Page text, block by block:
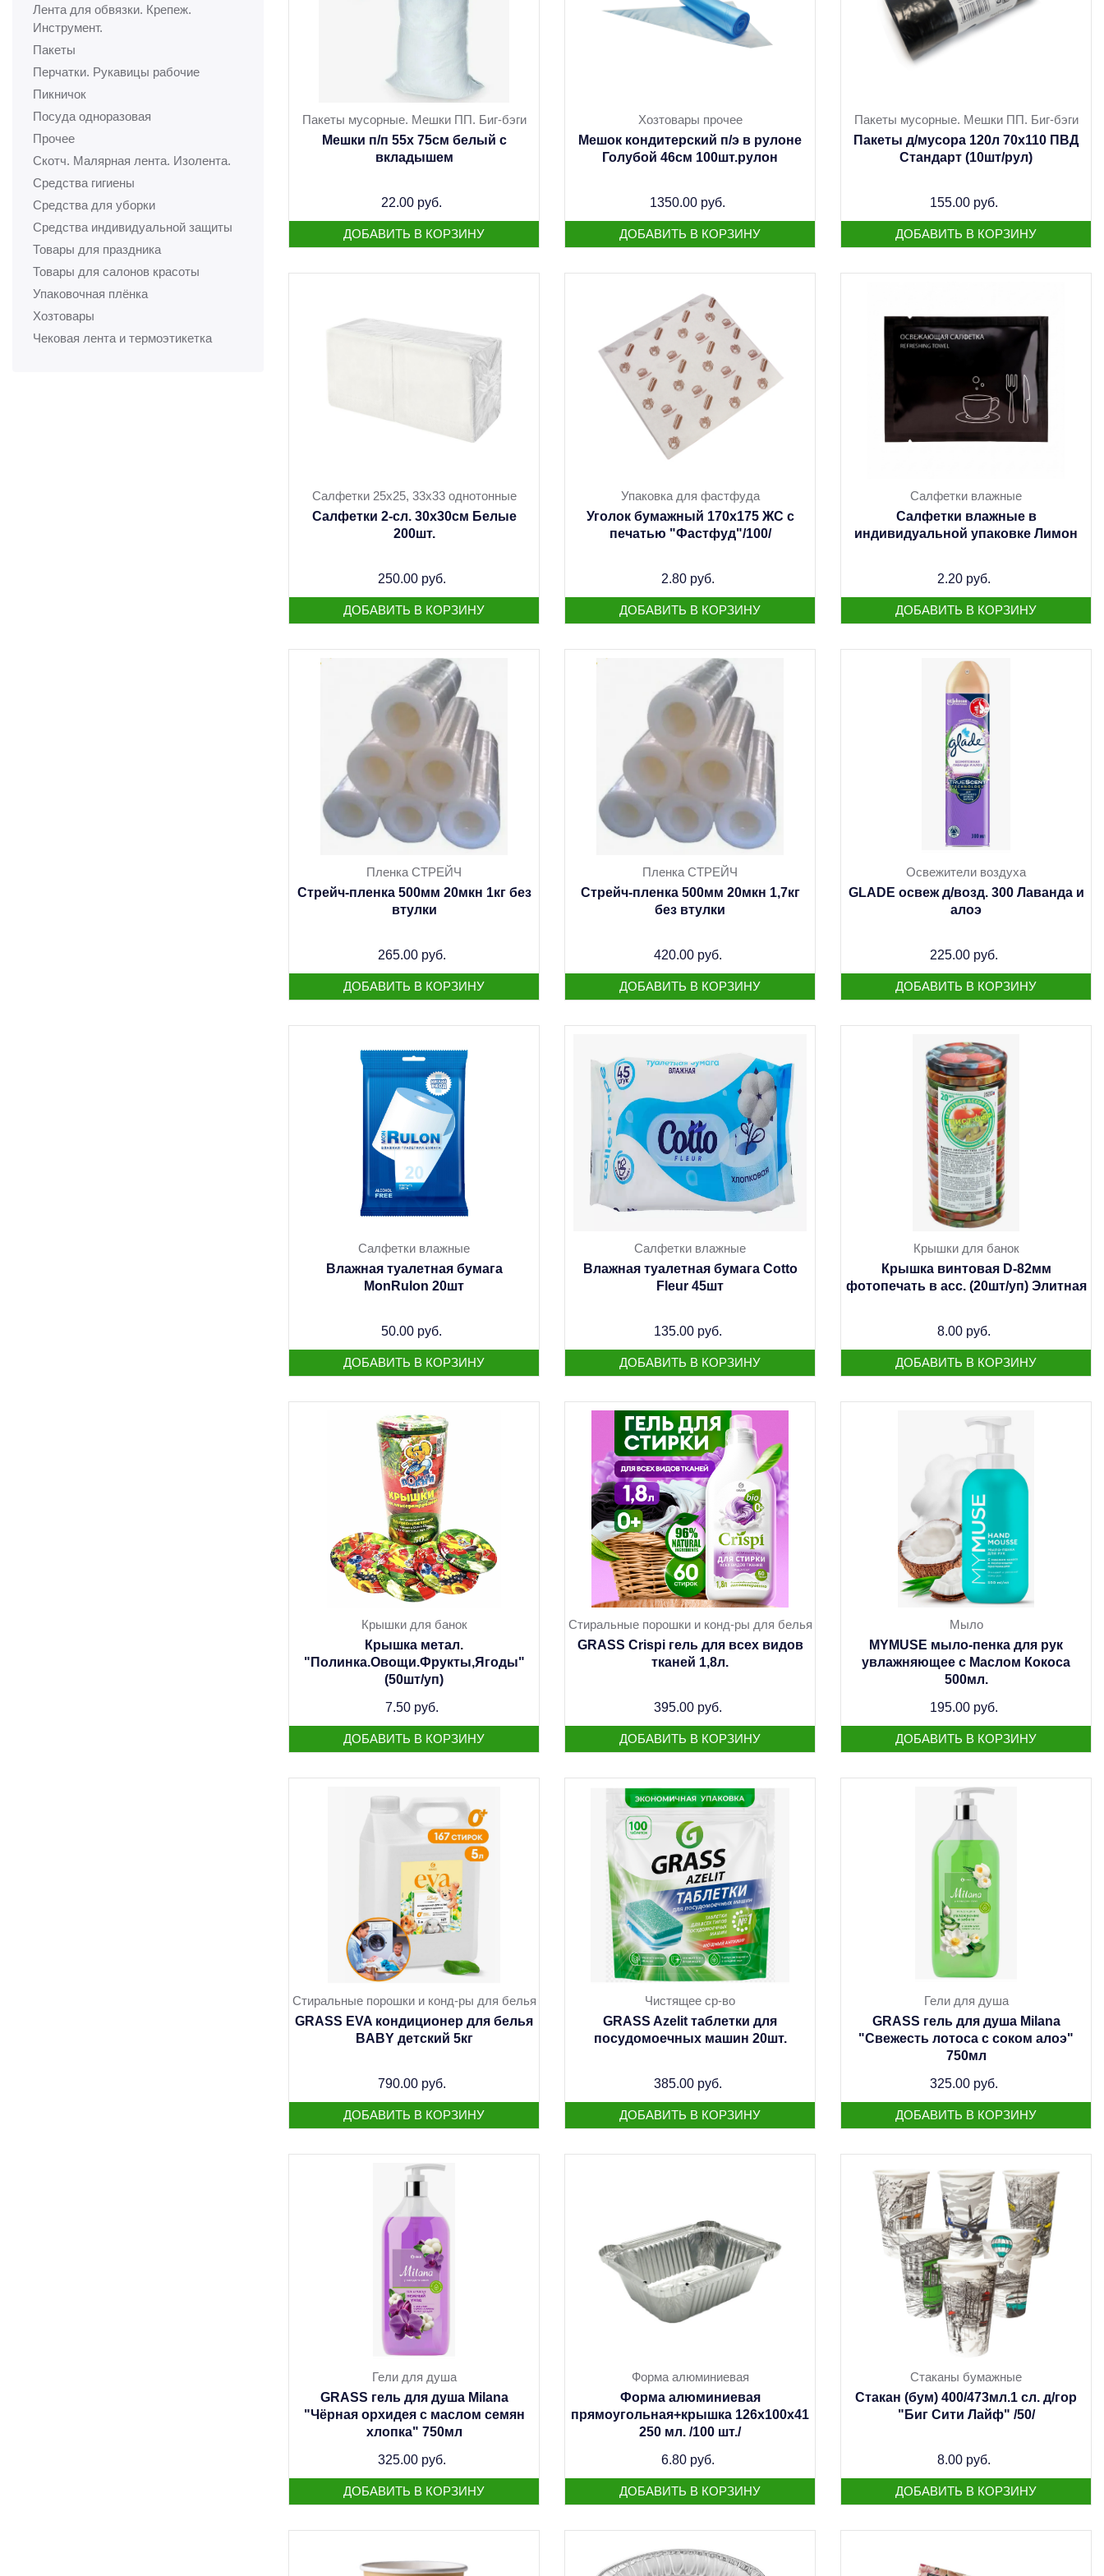
Лента для обвязки. Крепеж.
Инструмент.
Пакеты
Перчатки. Рукавицы рабочие
Пикничок
Посуда одноразовая
Прочее
Скотч. Малярная лента. Изолента.
Средства гигиены
Средства для уборки
Средства индивидуальной защиты
Товары для праздника
Товары для салонов красоты
Упаковочная плёнка
Хозтовары
Чековая лента и термоэтикетка
Пакеты мусорные. Мешки ПП. Биг-бэги
Мешки п/п 55х 75см белый с
вкладышем
22.00 руб.
Хозтовары прочее
Мешок кондитерский п/э в рулоне
Голубой 46см 100шт.рулон
1350.00 руб.
Пакеты мусорные. Мешки ПП. Биг-бэги
Пакеты д/мусора 120л 70х110 ПВД
Стандарт (10шт/рул)
155.00 руб.
Салфетки 25х25, 33х33 однотонные
Салфетки 2-сл. 30х30см Белые
200шт.
250.00 руб.
Упаковка для фастфуда
Уголок бумажный 170х175 ЖС с
печатью "Фастфуд"/100/
2.80 руб.
Салфетки влажные
Салфетки влажные в
индивидуальной упаковке Лимон
2.20 руб.
Пленка СТРЕЙЧ
Стрейч-пленка 500мм 20мкн 1кг без
втулки
265.00 руб.
Пленка СТРЕЙЧ
Стрейч-пленка 500мм 20мкн 1,7кг
без втулки
420.00 руб.
Освежители воздуха
GLADE освеж д/возд. 300 Лаванда и
алоэ
225.00 руб.
Салфетки влажные
Влажная туалетная бумага
MonRulon 20шт
50.00 руб.
Салфетки влажные
Влажная туалетная бумага Cotto
Fleur 45шт
135.00 руб.
Крышки для банок
Крышка винтовая D-82мм
фотопечать в асс. (20шт/уп) Элитная
8.00 руб.
Крышки для банок
Крышка метал.
"Полинка.Овощи.Фрукты,Ягоды"
(50шт/уп)
7.50 руб.
Стиральные порошки и конд-ры для белья
GRASS Crispi гель для всех видов
тканей 1,8л.
395.00 руб.
Мыло
MYMUSE мыло-пенка для рук
увлажняющее с Маслом Кокоса
500мл.
195.00 руб.
Стиральные порошки и конд-ры для белья
GRASS EVA кондиционер для белья
BABY детский 5кг
790.00 руб.
Чистящее ср-во
GRASS Azelit таблетки для
посудомоечных машин 20шт.
385.00 руб.
Гели для душа
GRASS гель для душа Milana
"Свежесть лотоса с соком алоэ"
750мл
325.00 руб.
Гели для душа
GRASS гель для душа Milana
"Чёрная орхидея с маслом семян
хлопка" 750мл
325.00 руб.
Форма алюминиевая
Форма алюминиевая
прямоугольная+крышка 126х100х41
250 мл. /100 шт./
6.80 руб.
Стаканы бумажные
Стакан (бум) 400/473мл.1 сл. д/гор
"Биг Сити Лайф" /50/
8.00 руб.